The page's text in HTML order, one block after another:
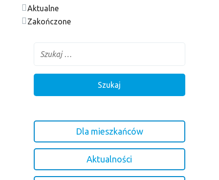
Aktualne
Zakończone
Dla mieszkańców
Aktualności